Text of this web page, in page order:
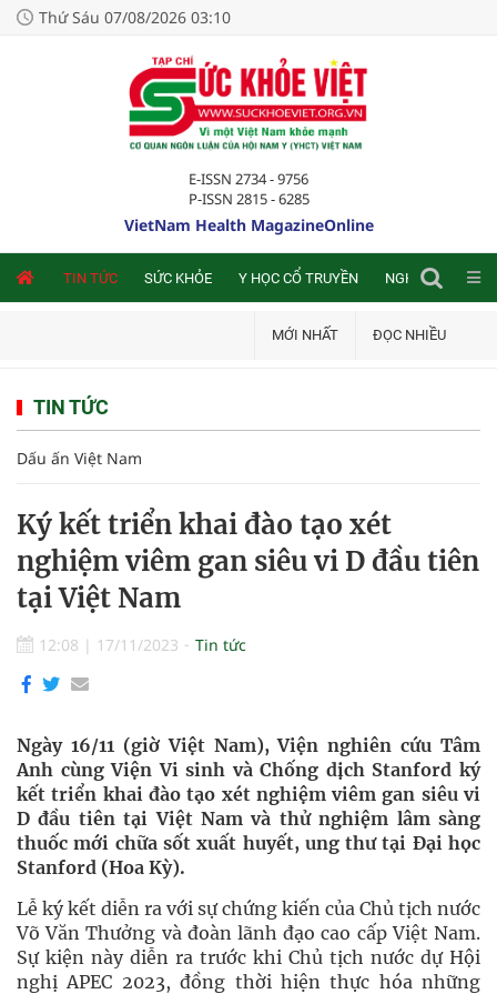
Thứ Sáu 07/08/2026 03:10
E-ISSN 2734 - 9756
P-ISSN 2815 - 6285
VietNam Health MagazineOnline
TIN TỨC SỨC KHỎE Y HỌC CỔ TRUYỀN NGHIÊN CỨU
MỚI NHẤT ĐỌC NHIỀU
TIN TỨC
Dấu ấn Việt Nam
Ký kết triển khai đào tạo xét
nghiệm viêm gan siêu vi D đầu tiên
tại Việt Nam
12:08 | 17/11/2023 Tin tức
Ngày 16/11 (giờ Việt Nam), Viện nghiên cứu Tâm
Anh cùng Viện Vi sinh và Chống dịch Stanford ký
kết triển khai đào tạo xét nghiệm viêm gan siêu vi
D đầu tiên tại Việt Nam và thử nghiệm lâm sàng
thuốc mới chữa sốt xuất huyết, ung thư tại Đại học
Stanford (Hoa Kỳ).
Lễ ký kết diễn ra với sự chứng kiến của Chủ tịch nước
Võ Văn Thưởng và đoàn lãnh đạo cao cấp Việt Nam.
Sự kiện này diễn ra trước khi Chủ tịch nước dự Hội
nghị APEC 2023, đồng thời hiện thực hóa những